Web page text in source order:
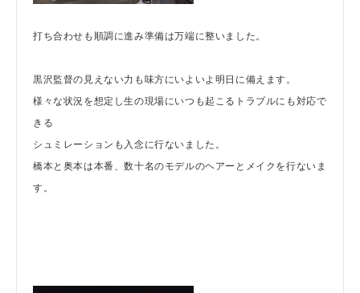
打ち合わせも順調に進み準備は万端に整いました。
黒沢監督の見えない力も味方にいよいよ明日に備えます。
様々な状況を想定し生の現場にいつも起こるトラブルにも対応で
きる
シュミレーションも入念に行ないました。
橋本と奥本は本番、数十名のモデルのヘアーとメイクを行ないま
す。